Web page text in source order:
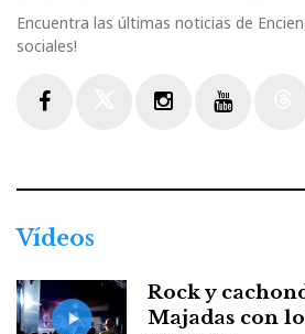
Encuentra las últimas noticias de
sociales!
Vídeos
Rock y
Majadas con